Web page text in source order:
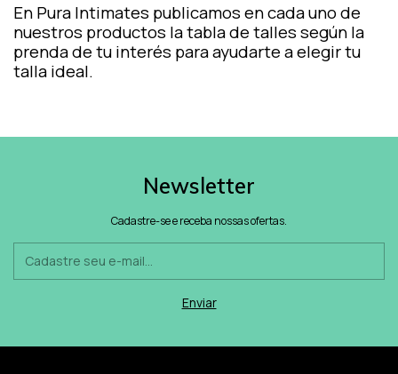
EnPura Intimates publicamos en cada uno de
nuestros productos la tabla de talles según la
prenda de tu interés para ayudarte a elegir tu
talla ideal.
Newsletter
Cadastre-se e receba nossas ofertas.